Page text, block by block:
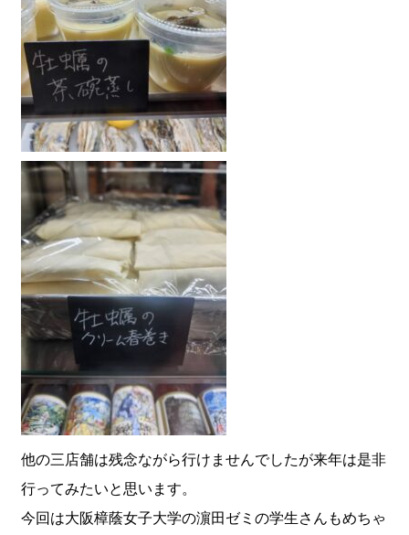
他の三店舗は残念ながら行けませんでしたが来年は是非
行ってみたいと思います。
今回は大阪樟蔭女子大学の濵田ゼミの学生さんもめちゃ